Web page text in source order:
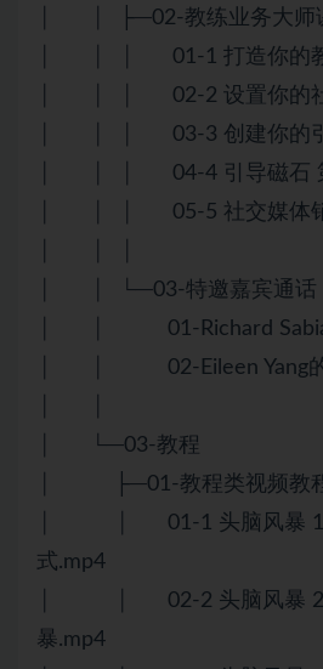
│ │ ├─02-教练业务大师
│ │ │ 01-1 打造你的教
│ │ │ 02-2 设置你的社
│ │ │ 03-3 创建你的引
│ │ │ 04-4 引导磁石 第
│ │ │ 05-5 社交媒体销
│ │ └─03-特邀嘉宾通话
│ │ 01-Richard
│ │ 02-Eileen Yang的
│ └─03-教程
│ ├─01-教程类视频教
│ │ 01-1 头脑风暴 1 –
式.mp4
│ │ 02-2 头脑风暴 2 –
暴.mp4